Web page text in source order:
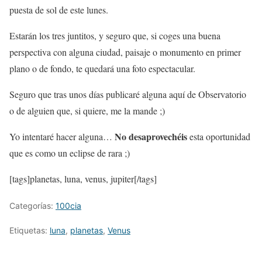
puesta de sol de este lunes.
Estarán los tres juntitos, y seguro que, si coges una buena
perspectiva con alguna ciudad, paisaje o monumento en primer
plano o de fondo, te quedará una foto espectacular.
Seguro que tras unos días publicaré alguna aquí de Observatorio
o de alguien que, si quiere, me la mande ;)
Yo intentaré hacer alguna… No desaprovechéisesta oportunidad
que es como un eclipse de rara ;)
[tags]planetas, luna, venus, jupiter[/tags]
Categorías: 100cia
Etiquetas: luna, planetas, Venus